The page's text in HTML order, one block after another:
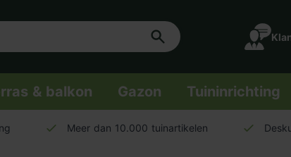
& balkon Gazon Tuininrichting
Meer dan 10.000 tuinartikelen